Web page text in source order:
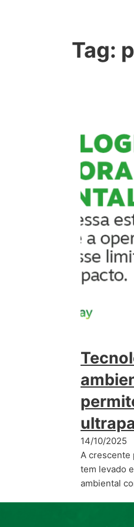
Tag:
14/10/2025
A crescente
tem levado
ambiental